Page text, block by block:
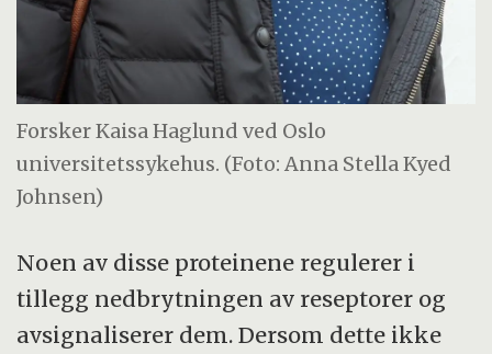
Forsker Kaisa Haglund ved Oslo
universitetssykehus. (Foto: Anna Stella Kyed
Johnsen)
Noen av disse proteinene regulerer i
tillegg nedbrytningen av reseptorer og
avsignaliserer dem. Dersom dette ikke